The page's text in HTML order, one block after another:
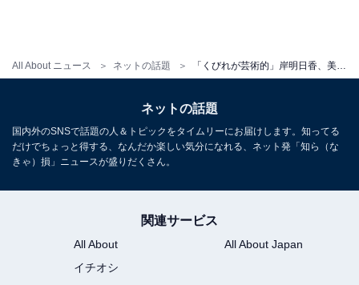
All About ニュース ネットの話題
ネットの話題
国内外のSNSで話題の人＆トピックをタイムリーにお届けします。知ってる
だけでちょっと得する、なんだか楽しい気分になれる、ネット発「知ら（な
きゃ）損」ニュースが盛りだくさん。
関連サービス
All About
All About Japan
イチオシ